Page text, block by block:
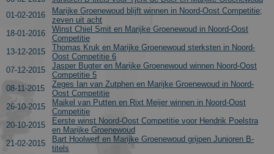
01-02-2016
Marijke Groenewoud blijft winnen in Noord-Oost Competitie;
zeven uit acht
18-01-2016
Winst Chiel Smit en Marijke Groenewoud in Noord-Oost
Competitie
13-12-2015
Thomas Kruk en Marijke Groenewoud sterksten in Noord-
Oost Competitie 6
07-12-2015
Jasper Bugter en Marijke Groenewoud winnen Noord-Oost
Competitie 5
08-11-2015
Zeges Ian van Zutphen en Marijke Groenewoud in Noord-
Oost Competitie
26-10-2015
Maikel van Putten en Rixt Meijer winnen in Noord-Oost
Competitie
20-10-2015
Eerste winst Noord-Oost Competitie voor Hendrik Poelstra
en Marijke Groenewoud
21-02-2015
Bart Hoolwerf en Marijke Groenewoud grijpen Junioren B-
titels
Domein
_gat_gtag_UA_2799470_1 .schaatspeloton.nl 55 seconden